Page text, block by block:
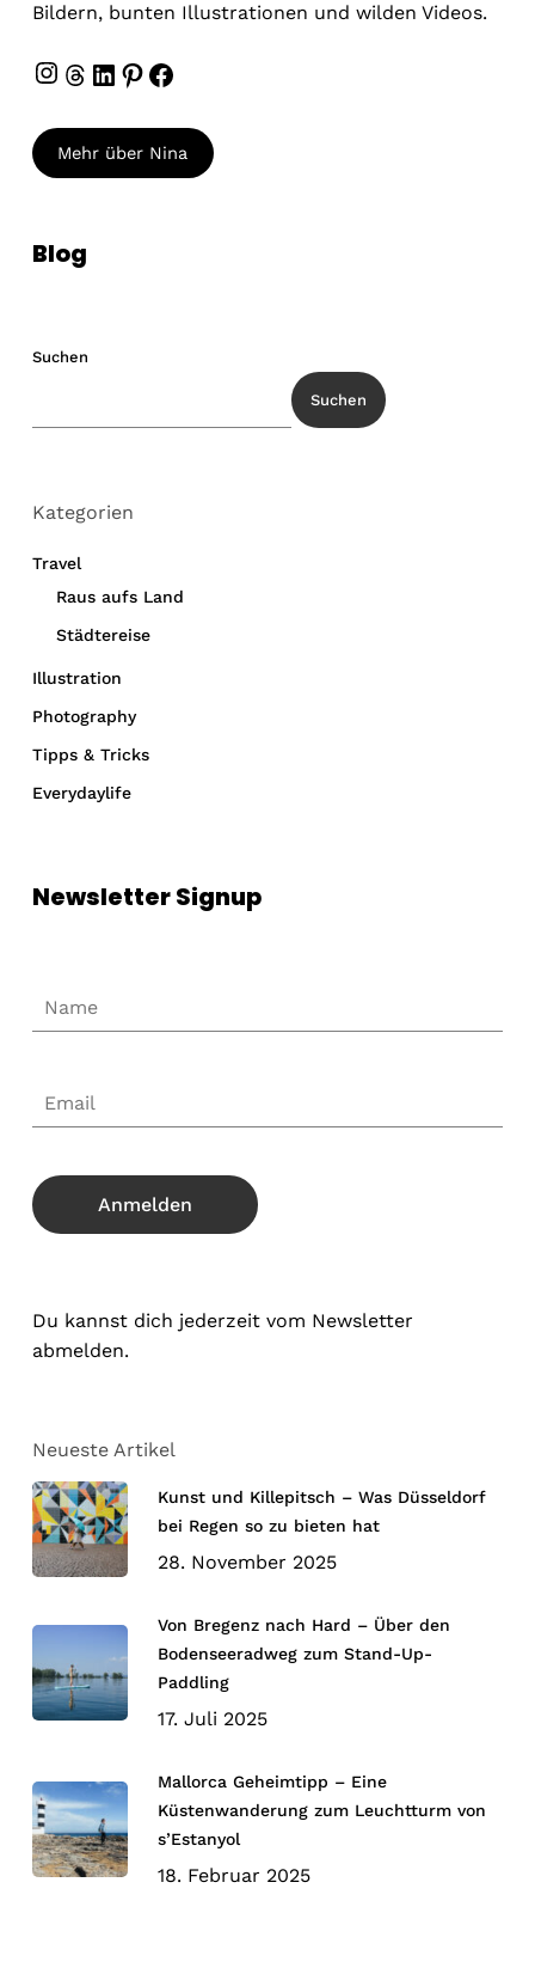
Bildern, bunten Illustrationen und wilden Videos.
Instagram
Threads
LinkedInPinterest
Mehr über Nina
Blog
Suchen
Suchen
Kategorien
Travel
Raus aufs Land
Städtereise
Illustration
Photography
Tipps & Tricks
Everydaylife
Newsletter Signup
Du kannst dich jederzeit vom Newsletter
abmelden.
Neueste Artikel
Kunst und Killepitsch – Was Düsseldorf
bei Regen so zu bieten hat
28. November 2025
Von Bregenz nach Hard – Über den
Bodenseeradweg zum Stand-Up-
Paddling
17. Juli 2025
Mallorca Geheimtipp – Eine
Küstenwanderung zum Leuchtturm von
s’Estanyol
18. Februar 2025